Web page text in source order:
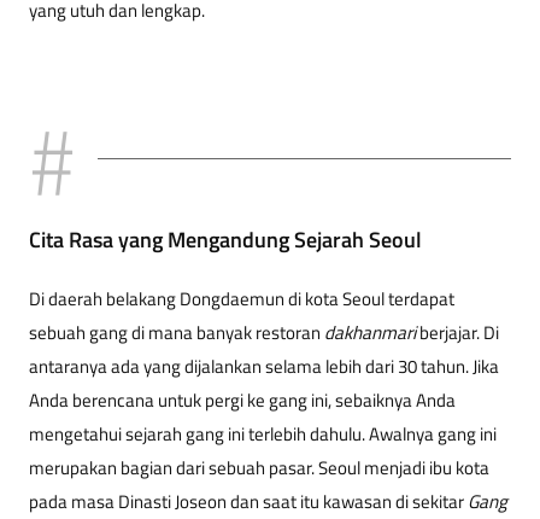
yang utuh dan lengkap.
Cita Rasa yang Mengandung Sejarah Seoul
Di daerah belakang Dongdaemun di kota Seoul terdapat
sebuah gang di mana banyak restoran dakhanmariberjajar. Di
antaranya ada yang dijalankan selama lebih dari 30 tahun. Jika
Anda berencana untuk pergi ke gang ini, sebaiknya Anda
mengetahui sejarah gang ini terlebih dahulu. Awalnya gang ini
merupakan bagian dari sebuah pasar. Seoul menjadi ibu kota
pada masa Dinasti Joseon dan saat itu kawasan di sekitarGang